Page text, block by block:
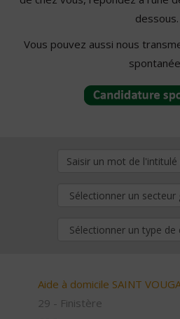
dessous.
Vous pouvez aussi nous
Aide à domicile SAINT
29 - Finistère